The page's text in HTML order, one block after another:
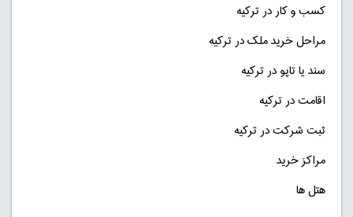
کسب و کار در ترکیه
مراحل خرید ملک در ترکیه
سند یا تاپو در ترکیه
اقامت در ترکیه
ثبت شرکت در ترکیه
مراکز خرید
هتل ها